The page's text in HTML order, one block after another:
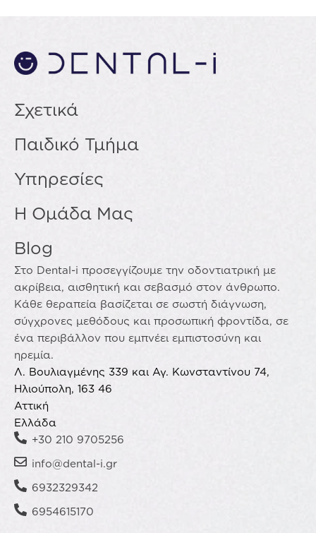
Σχετικά
Παιδικό Τμήμα
Υπηρεσίες
Η Ομάδα Μας
Blog
Στο Dental-i προσεγγίζουμε την οδοντιατρική με
ακρίβεια, αισθητική και σεβασμό στον άνθρωπο.
Κάθε θεραπεία βασίζεται σε σωστή διάγνωση,
σύγχρονες μεθόδους και προσωπική φροντίδα, σε
ένα περιβάλλον που εμπνέει εμπιστοσύνη και
ηρεμία.
Λ. Βουλιαγμένης 339 και Αγ. Κωνσταντίνου 74,
Ηλιούπολη, 163 46
Αττική
Ελλάδα
+30 210 9705256
info@dental-i.gr
6932329342
6954615170